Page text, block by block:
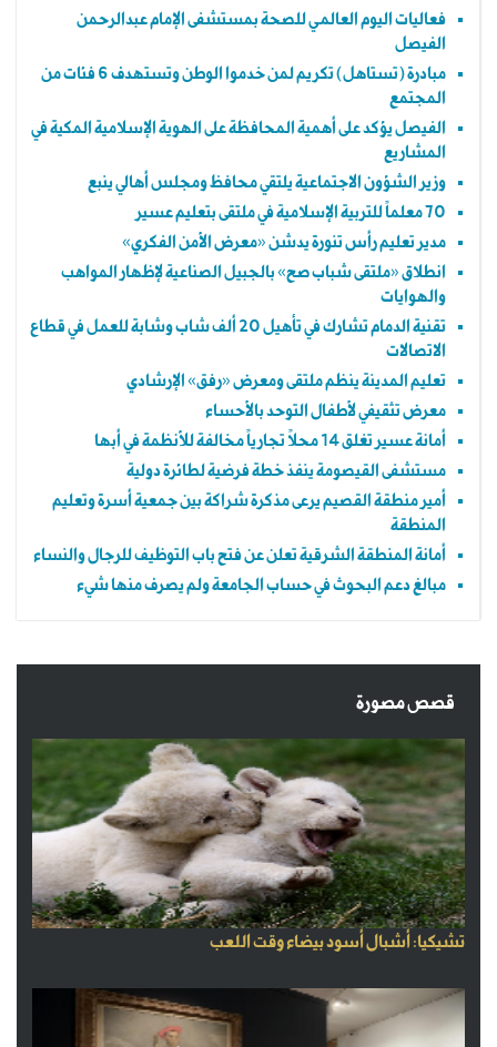
فعاليات اليوم العالمي للصحة بمستشفى الإمام عبدالرحمن
الفيصل
مبادرة (تستاهل) تكريم لمن خدموا الوطن وتستهدف 6 فئات من
المجتمع
الفيصل يؤكد على أهمية المحافظة على الهوية الإسلامية المكية في
المشاريع
وزير الشؤون الاجتماعية يلتقي محافظ ومجلس أهالي ينبع
70 معلماً للتربية الإسلامية في ملتقى بتعليم عسير
مدير تعليم رأس تنورة يدشن «معرض الأمن الفكري»
انطلاق «ملتقى شباب صح» بالجبيل الصناعية لإظهار المواهب
والهوايات
تقنية الدمام تشارك في تأهيل 20 ألف شاب وشابة للعمل في قطاع
الاتصالات
تعليم المدينة ينظم ملتقى ومعرض «رفق» الإرشادي
معرض تثقيفي لأطفال التوحد بالأحساء
أمانة عسير تغلق 14 محلاً تجارياً مخالفة للأنظمة في أبها
مستشفى القيصومة ينفذ خطة فرضية لطائرة دولية
أمير منطقة القصيم يرعى مذكرة شراكة بين جمعية أسرة وتعليم
المنطقة
أمانة المنطقة الشرقية تعلن عن فتح باب التوظيف للرجال والنساء
مبالغ دعم البحوث في حساب الجامعة ولم يصرف منها شيء
قصص مصورة
تشيكيا: أشبال أسود بيضاء وقت اللعب